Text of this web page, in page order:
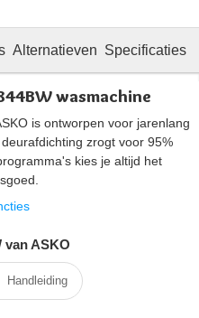
Alternatieven Specificaties
wasmachine
is ontworpen voor jarenlang
zrogt voor 95%
kies je altijd het
van ASKO
Handleiding